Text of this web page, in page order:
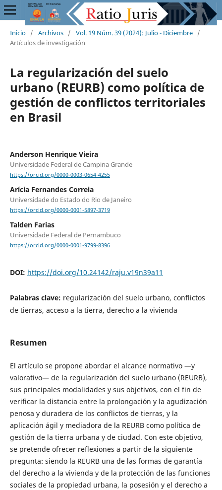
Inicio / Archivos / Vol. 19 Núm. 39 (2024): Julio - Diciembre /
Artículos de investigación
La regularización del suelo
urbano (REURB) como política de
gestión de conflictos territoriales
en Brasil
Anderson Henrique Vieira
Universidade Federal de Campina Grande
https://orcid.org/0000-0003-0654-4255
Arícia Fernandes Correia
Universidade do Estado do Rio de Janeiro
https://orcid.org/0000-0001-5897-3719
Talden Farias
Universidade Federal de Pernambuco
https://orcid.org/0000-0001-9799-8396
DOI: https://doi.org/10.24142/raju.v19n39a11
Palabras clave: regularización del suelo urbano, conflictos
de tierras, acceso a la tierra, derecho a la vivienda
Resumen
El artículo se propone abordar el alcance normativo —y
valorativo— de la regularización del suelo urbano (REURB),
sus principales modalidades y sus objetivos, con el fin de
verificar la distancia entre la prolongación y la agudización
penosa y duradera de los conflictos de tierras, y la
aplicación ágil y mediadora de la REURB como política de
gestión de la tierra urbana y de ciudad. Con este objetivo,
se pretende ofrecer reflexiones a partir de la siguiente
pregunta: siendo la REURB una de las formas de garantía
del derecho a la vivienda y de la protección de las funciones
sociales de la propiedad urbana, la posesión y el derecho a